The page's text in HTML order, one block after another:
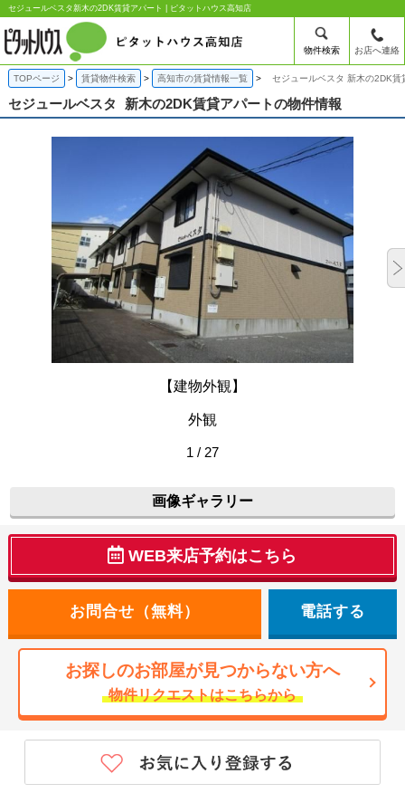
セジュールベスタ新木の2DK賃貸アパート | ピタットハウス高知店
物件検索 お店へ連絡
TOPページ 賃貸物件検索 高知市の賃貸情報一覧 セジュールベスタ 新木の2DK賃
セジュールベスタ 新木の2DK賃貸アパートの物件情報
【建物外観】
外観
1 / 27
画像ギャラリー
WEB来店予約はこちら
電話する
お探しのお部屋が見つからない方へ
物件リクエストはこちらから